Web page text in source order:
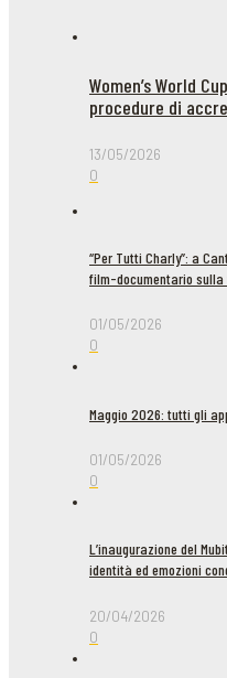
Women’s World
procedure di
13/05/2026
0
“Per Tutti Charly”: a
film-documentario
01/05/2026
0
Maggio 2026: tutti gli
01/05/2026
0
L’inaugurazione del
identità ed emozioni
20/04/2026
0